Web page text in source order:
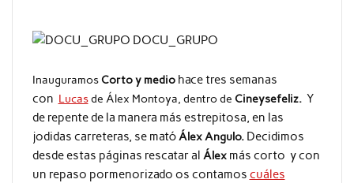
InauguramosCorto y medio hace tres semanas
con Lucasde Álex Montoya, dentro de Cineysefeliz. Y
de repente de la manera más estrepitosa, en las
jodidas carreteras, se matóÁlex Angulo. Decidimos
desde estas páginas rescatar al Álex más corto y con
un repaso pormenorizado os contamos cuáles